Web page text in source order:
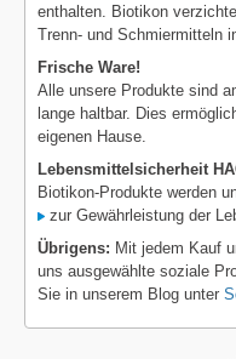
enthalten. Biotikon
Trenn- und Schmiermitteln
Frische Ware!
Alle unsere Produkte sind
lange haltbar. Dies
eigenen Hause.
Lebensmittelsicherheit
Biotikon-Produkte werden
zur Gewährleistung der
Übrigens: Mit jedem Kauf
uns ausgewählte soziale
Sie in unserem Blog unter